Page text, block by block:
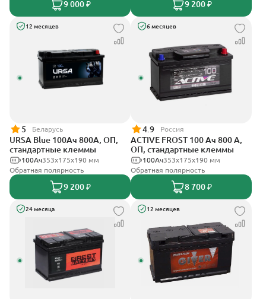
9 000 ₽ 9 200 ₽
12 месяцев
5 Беларусь
URSA Blue 100Ач 800А, ОП,
стандартные клеммы
353х175х190 мм
100Ач
Обратная полярность
9 200 ₽
6 месяцев
4.9 Россия
ACTIVE FROST 100 Ач 800 А,
ОП, стандартные клеммы
353х175х190 мм
100Ач
Обратная полярность
8 700 ₽
24 месяца 12 месяцев